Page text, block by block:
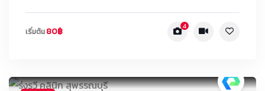
เริ่มต้น80฿ 4